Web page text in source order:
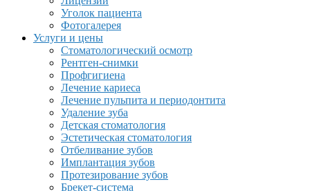
Уголок пациента
Фотогалерея
Услуги и цены
Стоматологический осмотр
Рентген-снимки
Профгигиена
Лечение кариеса
Лечение пульпита и периодонтита
Удаление зуба
Детская стоматология
Эстетическая стоматология
Отбеливание зубов
Имплантация зубов
Протезирование зубов
Брекет-система